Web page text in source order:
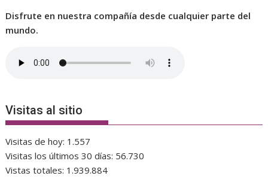
Disfrute en nuestra compañía desde cualquier parte del
mundo.
Visitas al sitio
Visitas de hoy: 1.557
Visitas los últimos 30 días: 56.730
Vistas totales: 1.939.884